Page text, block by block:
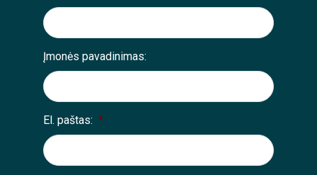
Įmonės pavadinimas:
El. paštas: *